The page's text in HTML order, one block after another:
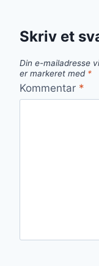
Skriv et
Din e-mailadresse
er markeret med *
Kommentar *